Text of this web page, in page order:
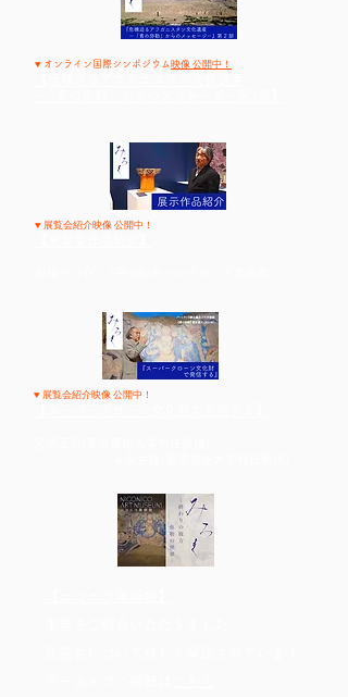
▼ オンライン国際シンポジウム 映像 公開中！
▼ 展覧会紹介映像 公開中！
▼ 展覧会紹介映像 公開中！